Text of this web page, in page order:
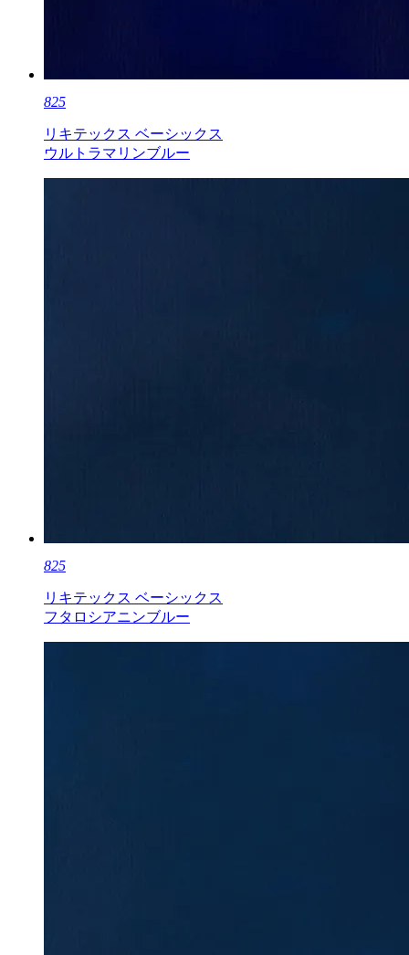
825
リキテックス ベーシックス
ウルトラマリンブルー
825
リキテックス ベーシックス
フタロシアニンブルー